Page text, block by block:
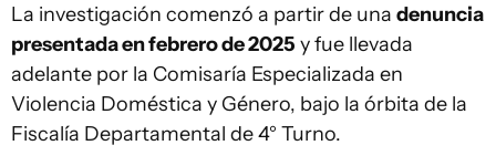
La investigación comenzó a partir de una denuncia
presentada en febrero de 2025 y fue llevada
adelante por la Comisaría Especializada en
Violencia Doméstica y Género, bajo la órbita de la
Fiscalía Departamental de 4° Turno.